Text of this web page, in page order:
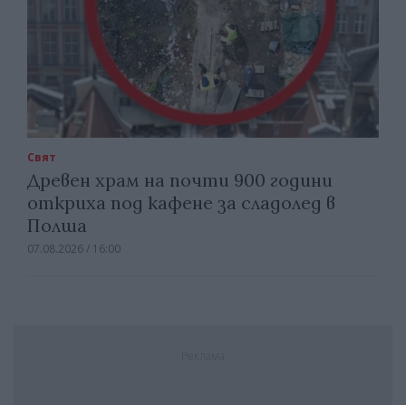
Свят
Древен храм на почти 900 години
откриха под кафене за сладолед в
Полша
07.08.2026 / 16:00